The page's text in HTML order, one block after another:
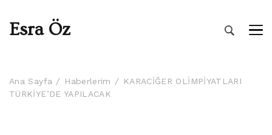
Esra Öz
Ana Sayfa Haberlerim
KARACİĞER OLİMPİYATLARI
TÜRKİYE’DE YAPILACAK